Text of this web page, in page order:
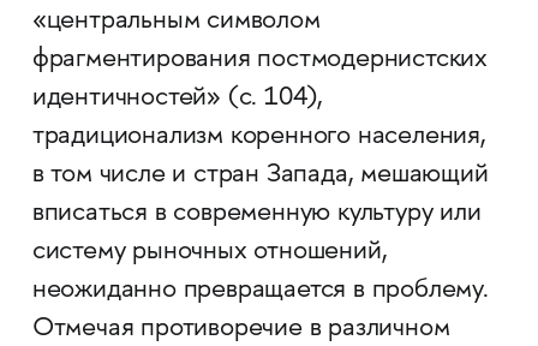
«центральным символом
фрагментирования постмодернистских
идентичностей» (с. 104),
традиционализм коренного населения,
в том числе и стран Запада, мешающий
вписаться в современную культуру или
систему рыночных отношений,
неожиданно превращается в проблему.
Отмечая противоречие в различном